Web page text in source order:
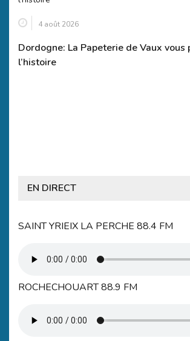
4 août 2026
Dordogne: La Papeterie de Vaux vous
l’histoire
EN DIRECT
SAINT YRIEIX LA PERCHE 88.4 FM
ROCHECHOUART 88.9 FM